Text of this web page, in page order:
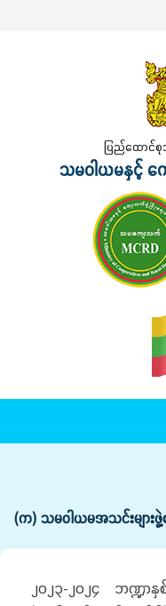
ပြည်ထောင်စု
သမဝါယမနှင့် ကျ
(က) သမဝါယမအသင်းများ
၂၀၂၃-၂၀၂၄ ဘဏ္ဍ